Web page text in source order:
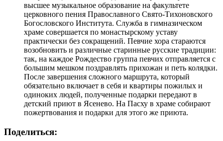
высшее музыкальное образование на факультете
церковного пения Православного Свято-Тихоновского
Богословского Института. Служба в гимназическом
храме совершается по монастырскому уставу
практически без сокращений. Певчие хора стараются
возобновить и различные старинные русские традиции:
так, на каждое Рождество группа певчих отправляется с
большим мешком поздравлять прихожан и петь колядки.
После завершения сложного маршрута, который
обязательно включает в себя и квартиры пожилых и
одиноких людей, полученные подарки передают в
детский приют в Ясенево. На Пасху в храме собирают
пожертвования и подарки для этого же приюта.
Поделиться: